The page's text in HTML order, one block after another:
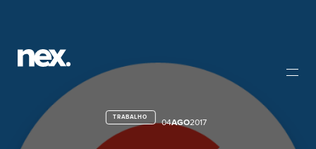
TRABALHO
04AGO2017